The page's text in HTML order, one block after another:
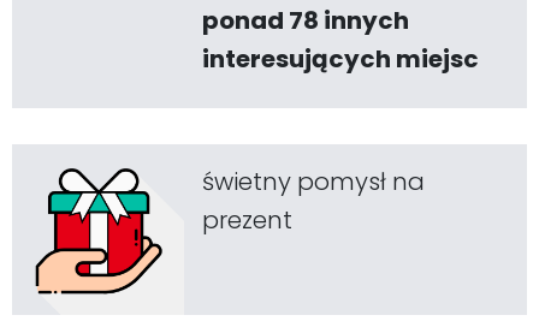
ponad 78 innych
interesujących miejsc
świetny pomysł na
prezent